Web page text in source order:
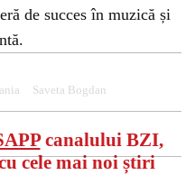
de succes în muzică și
Saveta Bogdan
canalului BZI,
cele mai noi știri